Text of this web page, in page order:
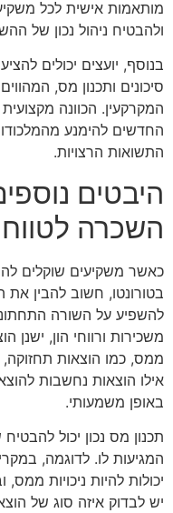
מותאמות אישית לכל משקיע.
ולהבטיח ניהול נכון של
בנוסף, יועצים יכולים
סיכונים ותכנון מס,
המקרקעין. הכוונה
החדשים להימנע
התשואות הרצויות.
היבטים
השכרה
כאשר משקיעים שוקלים
בטורונטו, חשוב להבין את
להשפיע על השורה
משכירות ורווחי הון, ישנן
ממס, כמו הוצאות תחזוקה,
אילו הוצאות נחשבות
באופן משמעותי.
תכנון מס נכון יכול
המגיעות לו. לדוגמה,
יכולות להיות ניכויות
יש לבדוק איזה סוג של